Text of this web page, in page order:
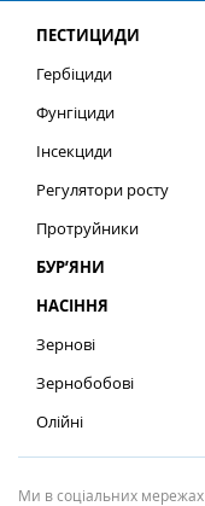
ПЕСТИЦИДИ
Гербіциди
Фунгіциди
Інсекциди
Регулятори росту
Протруйники
БУР’ЯНИ
НАСІННЯ
Зернові
Зернобобові
Олійні
Ми в соціальних мережах